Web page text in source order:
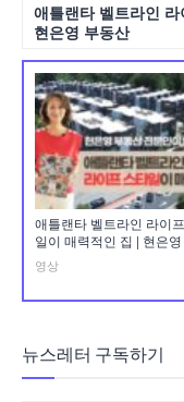
애틀랜타 벨트라인
현은영 부동산
애틀랜타 벨트라인 라이
일이 매력적인 집 | 현은
영상
뉴스레터 구독하기